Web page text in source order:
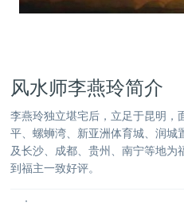
风水师李燕玲简介
李燕玲独立堪宅后，立足于昆明，
平、螺蛳湾、新亚洲体育城、润城
及长沙、成都、贵州、南宁等地
到福主一致好评。